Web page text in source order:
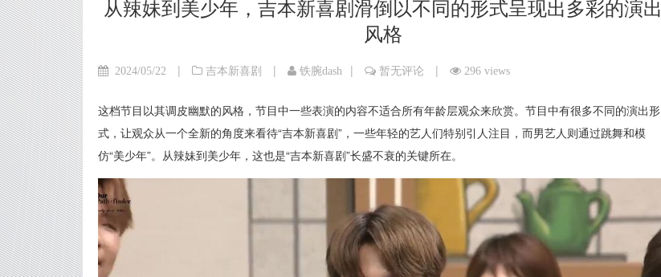
从辣妹到美少年，吉本新喜剧滑倒以不同的形式呈现出多彩的演出
风格
2024/05/22 | 吉本新喜剧 | 铁腕dash | 暂无评论 | 296 views
这档节目以其调皮幽默的风格，节目中一些表演的内容不适合所有年龄层观众来欣赏。节目中有很多不同的演出形
式，让观众从一个全新的角度来看待“吉本新喜剧”，一些年轻的艺人们特别引人注目，而男艺人则通过跳舞和模
仿“美少年”。从辣妹到美少年，这也是“吉本新喜剧”长盛不衰的关键所在。